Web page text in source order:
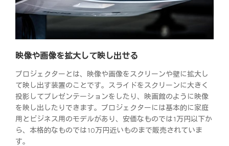
映像や画像を拡大して映し出せる
プロジェクターとは、映像や画像をスクリーンや壁に拡大し
て映し出す装置のことです。スライドをスクリーンに大きく
投影してプレゼンテーションをしたり、映画館のように映像
を映し出したりできます。プロジェクターには基本的に家庭
用とビジネス用のモデルがあり、安価なものでは1万円以下か
ら、本格的なものでは10万円近いものまで販売されていま
す。